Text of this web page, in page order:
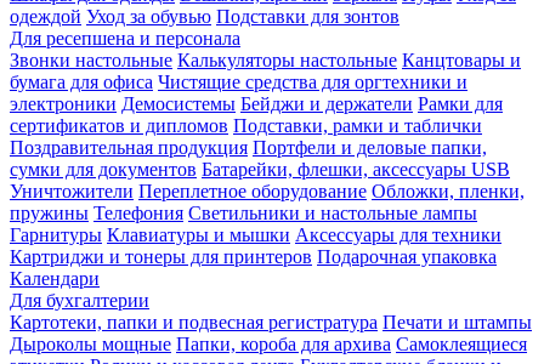
одеждой Уход за обувью Подставки для зонтов
Для ресепшена и персонала
Звонки настольные Калькуляторы настольные Канцтовары и
бумага для офиса Чистящие средства для оргтехники и
электроники Демосистемы Бейджи и держатели Рамки для
сертификатов и дипломов Подставки, рамки и таблички
Поздравительная продукция Портфели и деловые папки,
сумки для документов Батарейки, флешки, аксессуары USB
Уничтожители Переплетное оборудование Обложки, пленки,
пружины Телефония Светильники и настольные лампы
Гарнитуры Клавиатуры и мышки Аксессуары для техники
Картриджи и тонеры для принтеров Подарочная упаковка
Календари
Для бухгалтерии
Картотеки, папки и подвесная регистратура Печати и штампы
Дыроколы мощные Папки, короба для архива Самоклеящиеся